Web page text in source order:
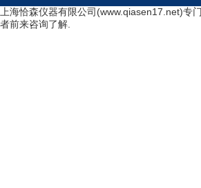
上海恰森仪器有限公司(www.qiasen17.net)专
者前来咨询了解.